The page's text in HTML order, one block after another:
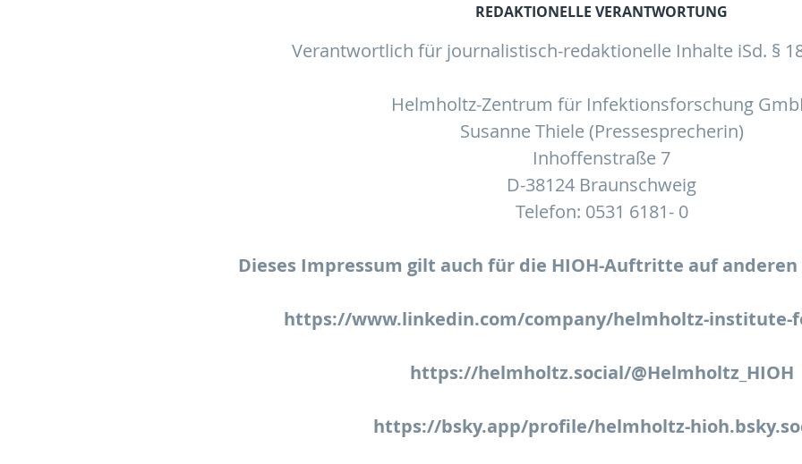
REDAKTIONELLE VERANTWORTUNG
Verantwortlich für journalistisch-redaktionelle Inhalte iSd. §
Helmholtz-Zentrum für Infektionsforschung
Susanne Thiele (Pressesprecherin)
Inhoffenstraße 7
D-38124 Braunschweig
Telefon: 0531 6181- 0
Dieses Impressum gilt auch für die HIOH-Auftritte auf
https://www.linkedin.com/company/helmholtz-institute-
https://helmholtz.social/@Helmholtz_HIOH
https://bsky.app/profile/helmholtz-